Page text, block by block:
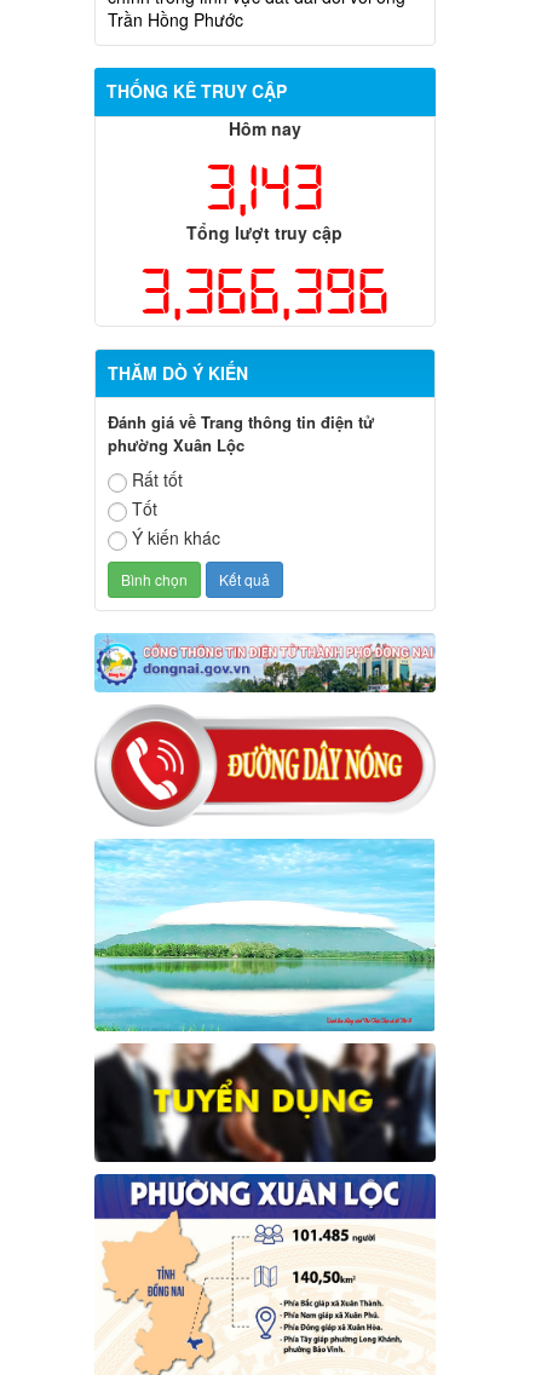
Thông báo niêm yết hồ sơ trích đo
Phan Quốc Việt, bà Lục Thị Hương, bà
Lê Thị Thùy Linh, ông Hà Văn Ngọc
đang sử dụng đất tại xã Xuân Lộc
THỐNG KÊ TRUY CẬP
Hôm nay
3,143
Tổng lượt truy cập
3,366,396
THĂM DÒ Ý KIẾN
Đánh giá về Trang thông tin điện tử
phường Xuân Lộc
Rất tốt
Tốt
Ý kiến khác